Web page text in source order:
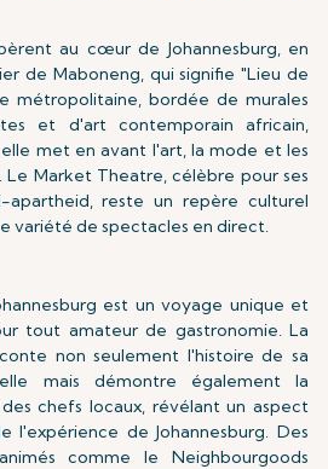
au cœur de Johannesburg, en
de Maboneng, qui signifie "Lieu de
métropolitaine, bordée de murales
et d'art contemporain africain,
met en avant l'art, la mode et les
Le Market Theatre, célèbre pour ses
reste un repère culturel
variété de spectacles en direct.
est un voyage unique et
tout amateur de gastronomie. La
non seulement l'histoire de sa
mais démontre également la
chefs locaux, révélant un aspect
l'expérience de Johannesburg. Des
comme le Neighbourgoods